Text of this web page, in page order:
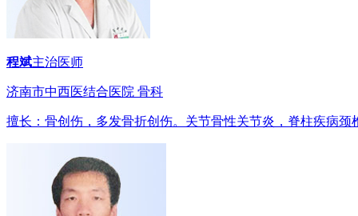
程斌主治医师
济南市中西医结合医院 骨科
擅长：骨创伤，多发骨折创伤。关节骨性关节炎，脊柱疾病颈